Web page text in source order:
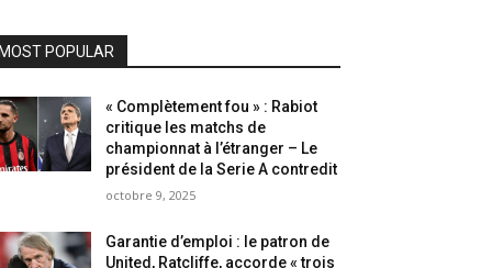
MOST POPULAR
« Complètement fou » : Rabiot
critique les matchs de
championnat à l’étranger – Le
président de la Serie A contredit
octobre 9, 2025
Garantie d’emploi : le patron de
United, Ratcliffe, accorde « trois